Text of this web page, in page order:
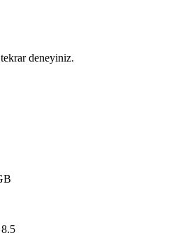
deneyiniz.